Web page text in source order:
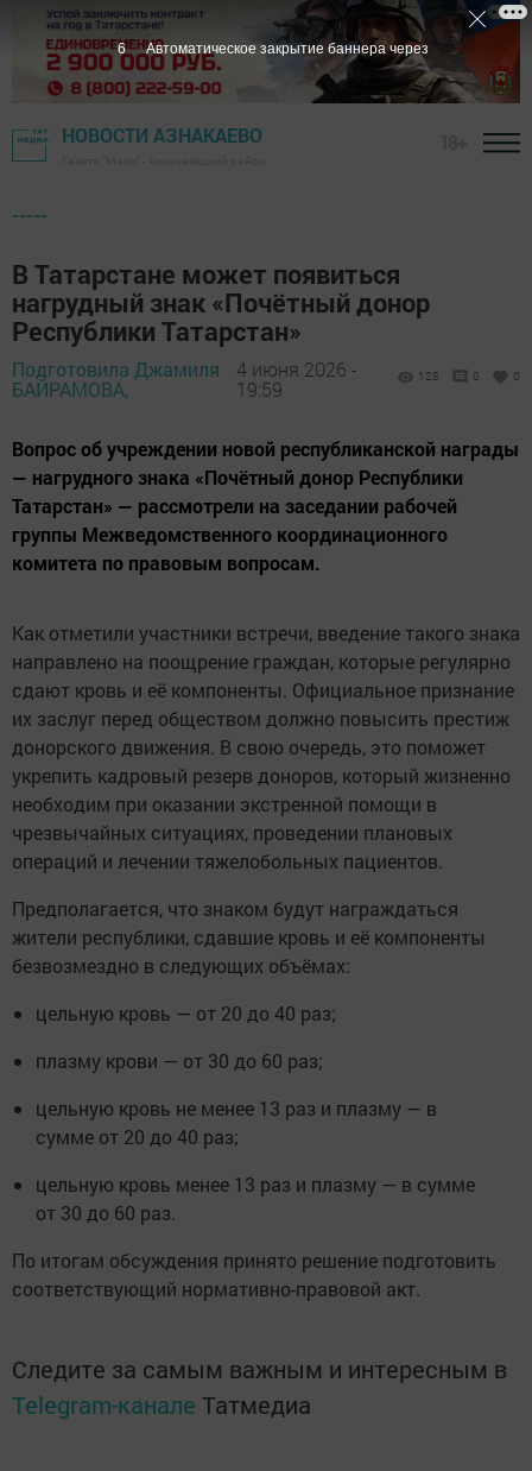
НОВОСТИ АЗНАКАЕВО
-----
В Татарстане может появиться
нагрудный знак «Почётный донор
Республики Татарстан»
Подготовила Джамиля
БАЙРАМОВА,
4 июня 2026 -
19:59
128 0 0
Вопрос об учреждении новой республиканской награды
— нагрудного знака «Почётный донор Республики
Татарстан» — рассмотрели на заседании рабочей
группы Межведомственного координационного
комитета по правовым вопросам.
Как отметили участники встречи, введение такого знака
направлено на поощрение граждан, которые регулярно
сдают кровь и её компоненты. Официальное признание
их заслуг перед обществом должно повысить престиж
донорского движения. В свою очередь, это поможет
укрепить кадровый резерв доноров, который жизненно
необходим при оказании экстренной помощи в
чрезвычайных ситуациях, проведении плановых
операций и лечении тяжелобольных пациентов.
Предполагается, что знаком будут награждаться
жители республики, сдавшие кровь и её компоненты
безвозмездно в следующих объёмах:
цельную кровь — от 20 до 40 раз;
плазму крови — от 30 до 60 раз;
цельную кровь не менее 13 раз и плазму — в
сумме от 20 до 40 раз;
цельную кровь менее 13 раз и плазму — в сумме
от 30 до 60 раз.
По итогам обсуждения принято решение подготовить
соответствующий нормативно-правовой акт.
Следите за самым важным и интересным в
Telegram-канале Татмедиа
5 Автоматическое закрытие баннера через